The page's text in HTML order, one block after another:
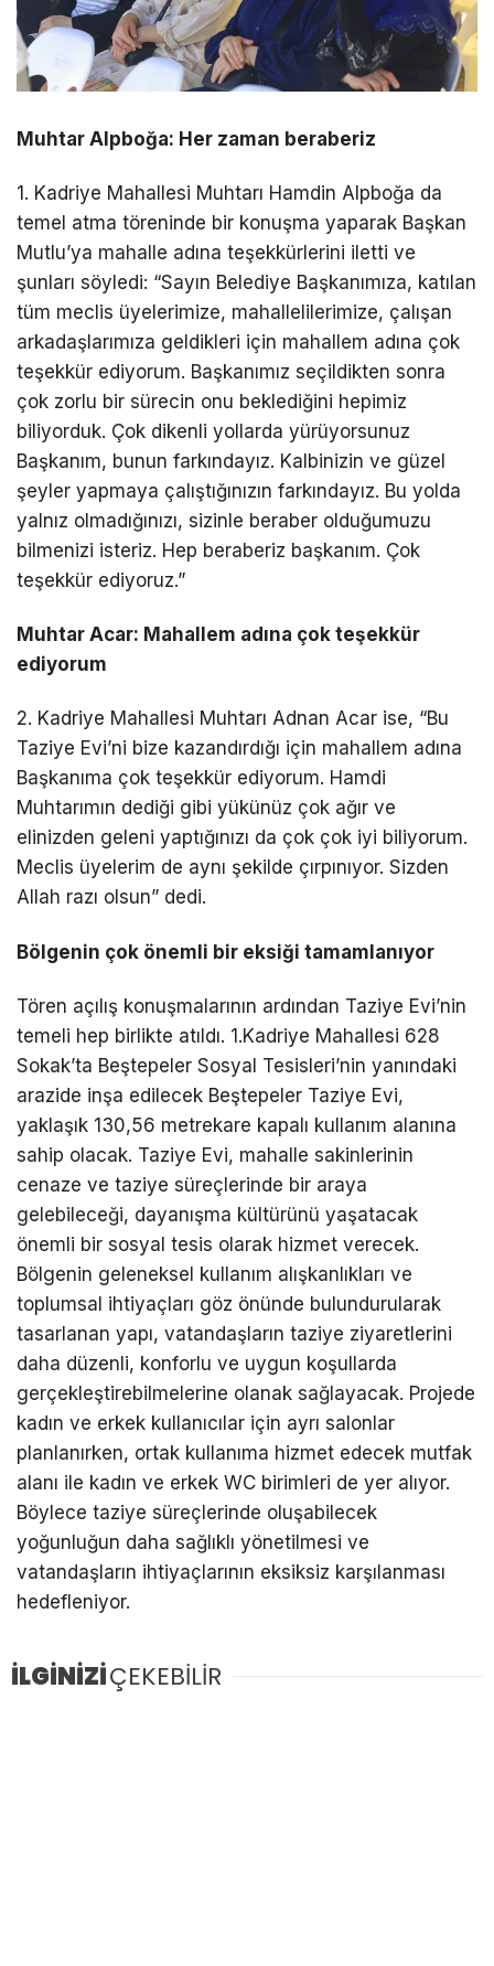
Muhtar Alpboğa: Her zaman beraberiz
1. Kadriye Mahallesi Muhtarı Hamdin Alpboğa da
temel atma töreninde bir konuşma yaparak Başkan
Mutlu’ya mahalle adına teşekkürlerini iletti ve
şunları söyledi: “Sayın Belediye Başkanımıza, katılan
tüm meclis üyelerimize, mahallelilerimize, çalışan
arkadaşlarımıza geldikleri için mahallem adına çok
teşekkür ediyorum. Başkanımız seçildikten sonra
çok zorlu bir sürecin onu beklediğini hepimiz
biliyorduk. Çok dikenli yollarda yürüyorsunuz
Başkanım, bunun farkındayız. Kalbinizin ve güzel
şeyler yapmaya çalıştığınızın farkındayız. Bu yolda
yalnız olmadığınızı, sizinle beraber olduğumuzu
bilmenizi isteriz. Hep beraberiz başkanım. Çok
teşekkür ediyoruz.”
Muhtar Acar: Mahallem adına çok teşekkür
ediyorum
2. Kadriye Mahallesi Muhtarı Adnan Acar ise, “Bu
Taziye Evi’ni bize kazandırdığı için mahallem adına
Başkanıma çok teşekkür ediyorum. Hamdi
Muhtarımın dediği gibi yükünüz çok ağır ve
elinizden geleni yaptığınızı da çok çok iyi biliyorum.
Meclis üyelerim de aynı şekilde çırpınıyor. Sizden
Allah razı olsun” dedi.
Bölgenin çok önemli bir eksiği tamamlanıyor
Tören açılış konuşmalarının ardından Taziye Evi’nin
temeli hep birlikte atıldı. 1.Kadriye Mahallesi 628
Sokak’ta Beştepeler Sosyal Tesisleri’nin yanındaki
arazide inşa edilecek Beştepeler Taziye Evi,
yaklaşık 130,56 metrekare kapalı kullanım alanına
sahip olacak. Taziye Evi, mahalle sakinlerinin
cenaze ve taziye süreçlerinde bir araya
gelebileceği, dayanışma kültürünü yaşatacak
önemli bir sosyal tesis olarak hizmet verecek.
Bölgenin geleneksel kullanım alışkanlıkları ve
toplumsal ihtiyaçları göz önünde bulundurularak
tasarlanan yapı, vatandaşların taziye ziyaretlerini
daha düzenli, konforlu ve uygun koşullarda
gerçekleştirebilmelerine olanak sağlayacak. Projede
kadın ve erkek kullanıcılar için ayrı salonlar
planlanırken, ortak kullanıma hizmet edecek mutfak
alanı ile kadın ve erkek WC birimleri de yer alıyor.
Böylece taziye süreçlerinde oluşabilecek
yoğunluğun daha sağlıklı yönetilmesi ve
vatandaşların ihtiyaçlarının eksiksiz karşılanması
hedefleniyor.
İLGİNİZİÇEKEBİLİR